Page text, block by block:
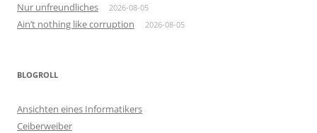
Nur unfreundliches 2026-08-05
Ain’t nothing like corruption 2026-08-05
BLOGROLL
Ansichten eines Informatikers
Ceiberweiber